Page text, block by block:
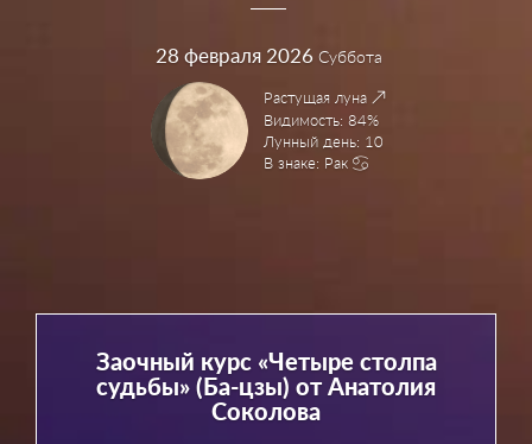
28 февраля 2026 Суббота
Растущая луна
Видимость: 84%
Лунный день: 10
В знаке: Рак
Заочный курс «Четыре столпа
судьбы» (Ба-цзы) от Анатолия
Соколова